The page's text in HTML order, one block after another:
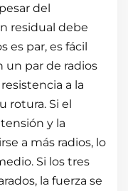
del
residual debe
es par, es fácil
un par de radios
a la
rotura. Si el
y la
a más radios, lo
Si los tres
la fuerza se